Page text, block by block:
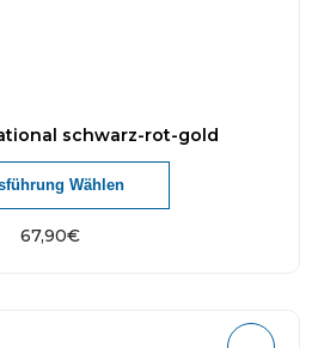
schwarz-rot-gold
67,90€
Wählen